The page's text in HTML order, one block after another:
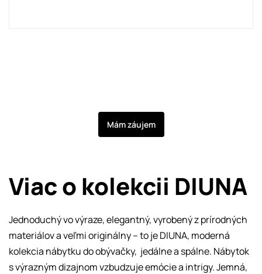
Mám záujem
Viac o kolekcii DIUNA
Jednoduchý vo výraze, elegantný, vyrobený z prírodných
materiálov a veľmi originálny – to je DIUNA, moderná
kolekcia nábytku do obývačky, jedálne a spálne. Nábytok
s výrazným dizajnom vzbudzuje emócie a intrigy. Jemná,